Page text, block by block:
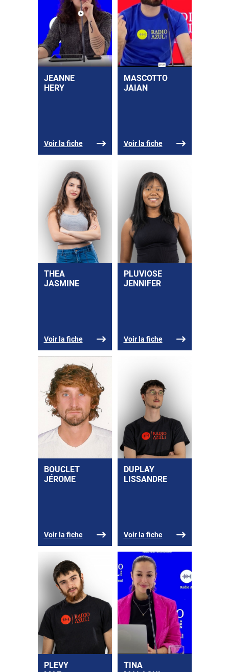
JEANNE
HERY
Voir la fiche
MASCOTTO
JAIAN
Voir la fiche
THEA
JASMINE
Voir la fiche
PLUVIOSE
JENNIFER
Voir la fiche
BOUCLET
JÉROME
Voir la fiche
DUPLAY
LISSANDRE
Voir la fiche
PLEVY
TINA